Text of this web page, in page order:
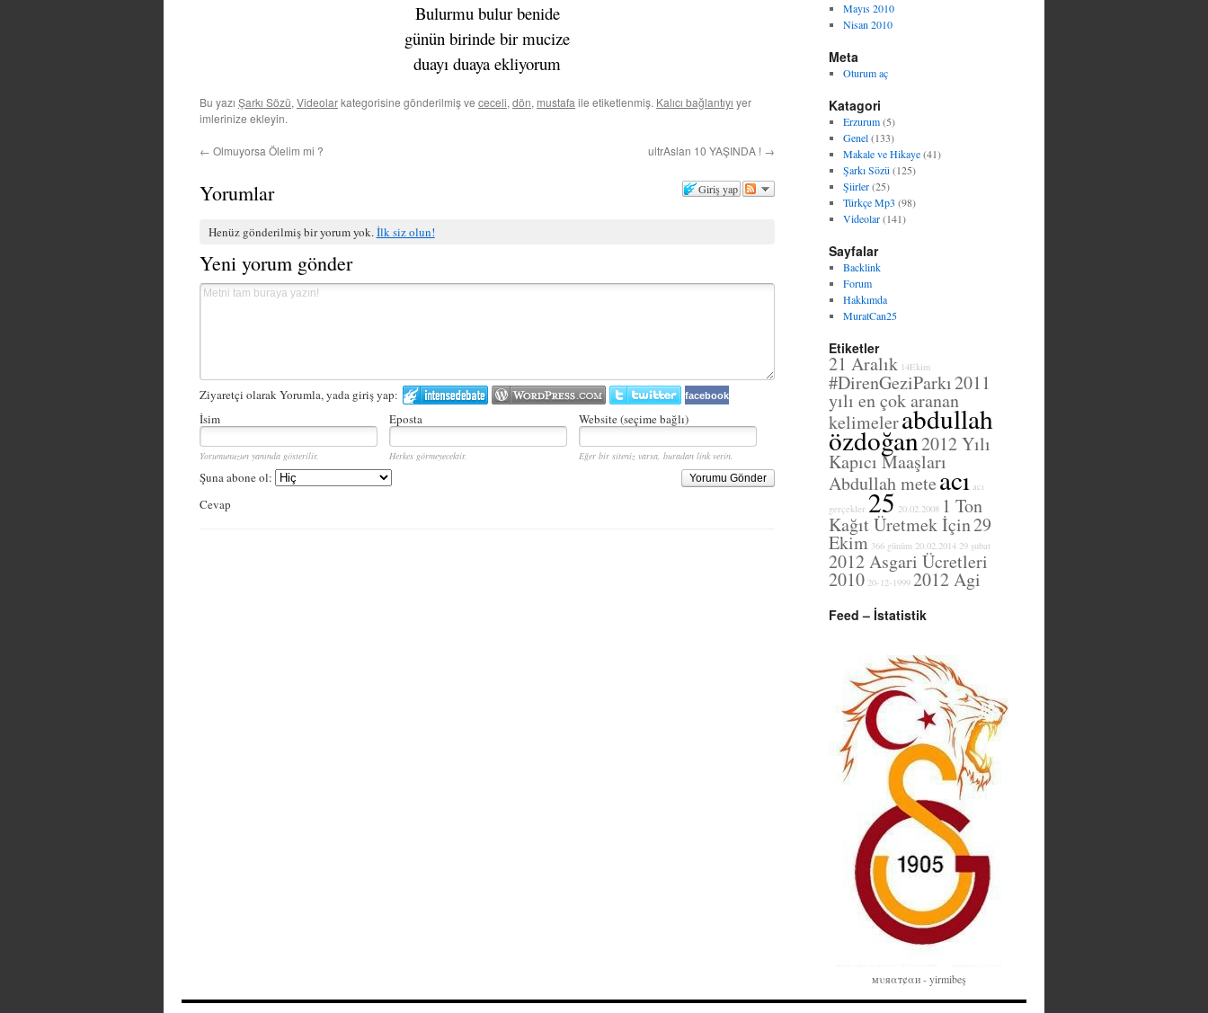
Bulurmu bulur benide
günün birinde bir mucize
duayı duaya ekliyorum
Bu yazı Şarkı Sözü, Videolarkategorisine gönderilmiş ve ceceli, dön, mustafa ile etiketlenmiş. Kalıcı bağlantıyı yer
imlerinize ekleyin.
← Olmuyorsa Ölelim mi ? ultrAslan 10 YAŞINDA ! →
Giriş yap
Yorumlar
Henüz gönderilmiş bir yorum yok.İlk siz olun!
Yeni yorum gönder
Ziyaretçi olarak Yorumla, yada giriş yap: facebook
İsim Eposta Website (seçime bağlı)
Yorumunuzun yanında gösterilir. Herkes görmeyecektir.
Eğer bir siteniz varsa, buradan link verin.
Yorumu Gönder
Şuna abone ol:
Cevap
Mayıs 2010
Nisan 2010
Meta
Oturum aç
Katagori
Erzurum(5)
Genel(133)
Makale ve Hikaye(41)
Şarkı Sözü (125)
Şiirler(25)
Türkçe Mp3 (98)
Videolar(141)
Sayfalar
Backlink
Forum
Hakkımda
MuratCan25
Etiketler
21 Aralık 14Ekim
#DirenGeziParkı2011
yılı en çok aranan
kelimelerabdullah
özdoğan2012 Yılı
Kapıcı Maaşları
Abdullah meteacı acı
gerçekler 25 20.02.2008 1 Ton
Kağıt Üretmek İçin29
Ekim 366 günüm 20.02.2014 29 şubat
2012 Asgari Ücretleri
2010 20-12-1999 2012 Agi
Feed – İstatistik
мυяαт¢αи - yirmibeş